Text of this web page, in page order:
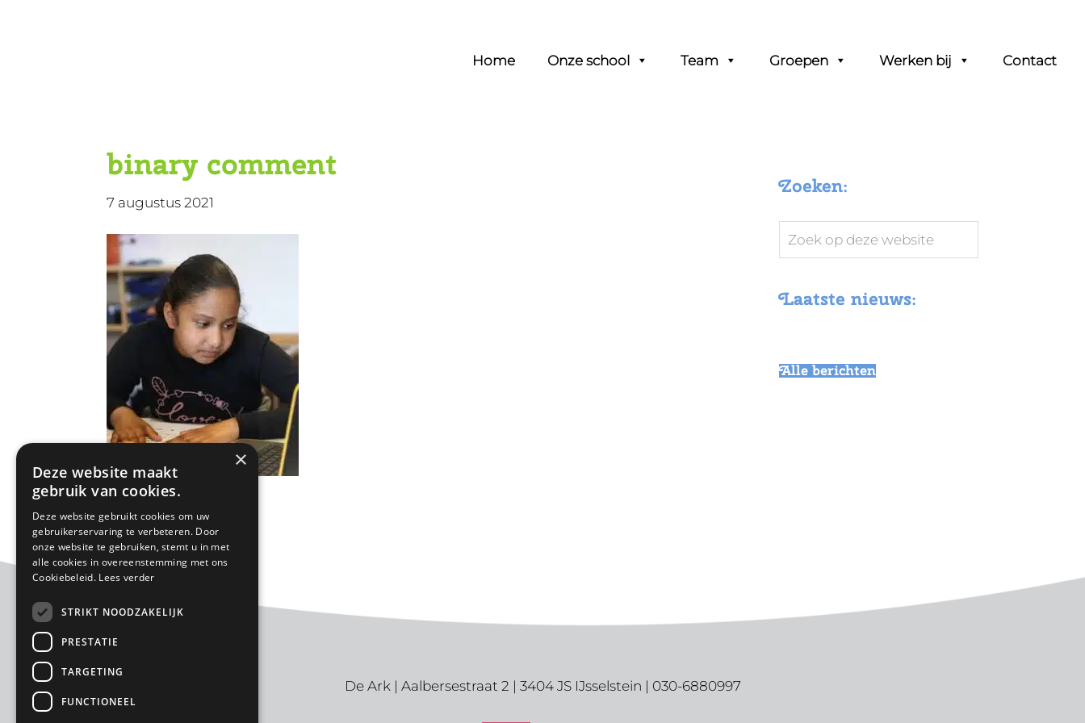
Home Onze school Team Groepen Werken bij Contact
binary comment
7 augustus 2021
«Groepen
Zoeken:
Zoek
op
website
Laatste nieuws:
Alle berichten
De Ark | Aalbersestraat 2 | 3404 JS IJsselstein | 030-6880997
×
Deze website maakt
gebruik van cookies.
Deze website gebruikt cookies om uw
gebruikerservaring te verbeteren. Door
onze website te gebruiken, stemt u in met
alle cookies in overeenstemming met ons
Cookiebeleid. Lees verder
STRIKT NOODZAKELIJK
PRESTATIE
TARGETING
FUNCTIONEEL